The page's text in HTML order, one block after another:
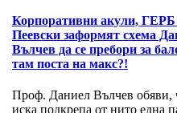
Корпоративни акули,
Пеевски заформят схема
Вълчев да се пребори за
там поста на макс?!
Проф. Даниел Вълчев обяви,
иска подкрепа от нито една